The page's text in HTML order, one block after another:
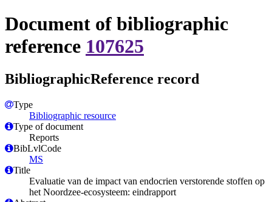
Document of bibliographic
reference 107625
BibliographicReference record
Type
Bibliographic resource
Type of document
Reports
BibLvlCode
MS
Title
Evaluatie van de impact van endocrien verstorende stoffen op
het Noordzee-ecosysteem: eindrapport